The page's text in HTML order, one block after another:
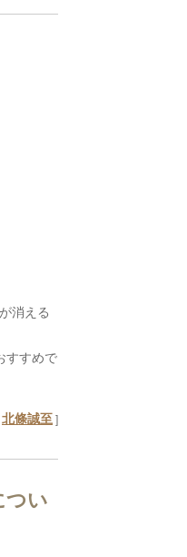
消える
すすめで
北條誠至]
つい